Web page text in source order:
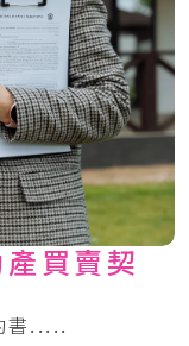
買賣契
書.....